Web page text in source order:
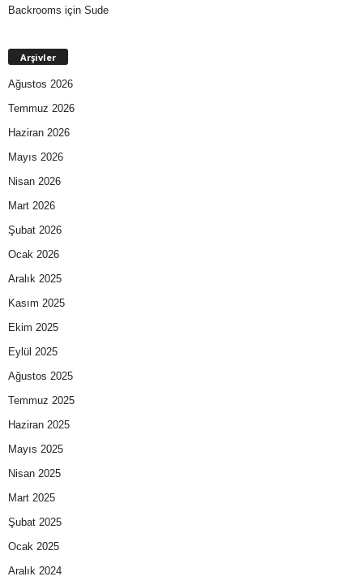
Backrooms için Sude
Arşivler
Ağustos 2026
Temmuz 2026
Haziran 2026
Mayıs 2026
Nisan 2026
Mart 2026
Şubat 2026
Ocak 2026
Aralık 2025
Kasım 2025
Ekim 2025
Eylül 2025
Ağustos 2025
Temmuz 2025
Haziran 2025
Mayıs 2025
Nisan 2025
Mart 2025
Şubat 2025
Ocak 2025
Aralık 2024